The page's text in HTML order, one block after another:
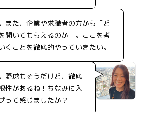
また、企業や求職者の方から「ど
開いてもらえるのか」。ここを考
くことを徹底的やっていきたい。
野球もそうだけど、徹底
性があるね！ちなみに入
って感じましたか？